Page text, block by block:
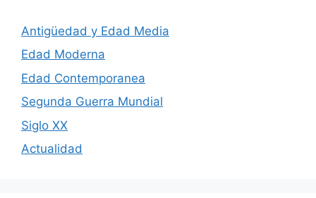
Antigüedad y Edad Media
Edad Moderna
Edad Contemporanea
Segunda Guerra Mundial
Siglo XX
Actualidad